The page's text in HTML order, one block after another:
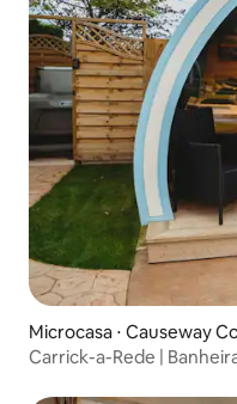
Microcasa ⋅ Causeway
Carrick-a-Rede |